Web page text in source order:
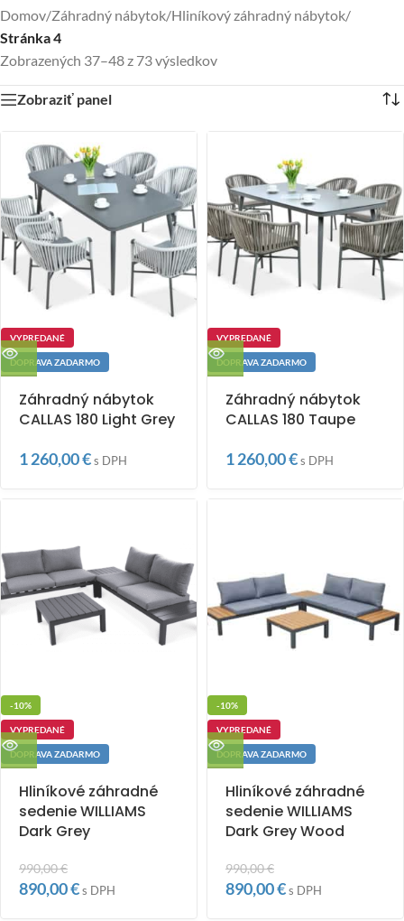
Domov/Záhradný nábytok/Hliníkový záhradný nábytok/
Stránka 4
Zobrazených 37–48 z 73 výsledkov
Zobraziť panel
VYPREDANÉ
DOPRAVA ZADARMO
Záhradný nábytok
CALLAS 180 Light Grey
1 260,00€s DPH
VYPREDANÉ
DOPRAVA ZADARMO
Záhradný nábytok
CALLAS 180 Taupe
1 260,00€s DPH
-10%
VYPREDANÉ
DOPRAVA ZADARMO
Hliníkové záhradné
sedenie WILLIAMS
Dark Grey
990,00€
890,00€s DPH
-10%
VYPREDANÉ
DOPRAVA ZADARMO
Hliníkové záhradné
sedenie WILLIAMS
Dark Grey Wood
990,00€
890,00€s DPH